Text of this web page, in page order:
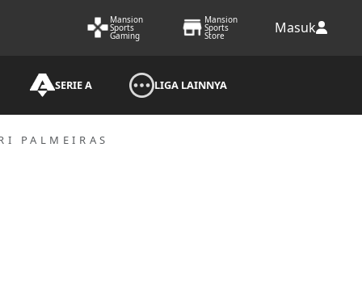
Mansion
Sports
Gaming
Mansion
Sports
Store Masuk
SERIE A LIGA LAINNYA
PALMEIRAS